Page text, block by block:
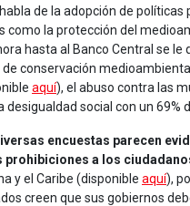
de la adopción de políticas
la protección del
hasta al Banco Central se le
conservación
aquí), el abuso contra las
social con un 69%
encuestas parecen
prohibiciones a los
y el Caribe (disponible aquí),
creen que sus gobiernos